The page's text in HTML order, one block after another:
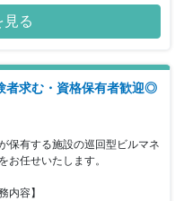
は1～2件なので、一つひと
しっかり取れる環境です。
には既存物件の収益性を高
せた活用方法を考えて実行
ープの強みを活かしながら、
地域振興にも貢献できるな
でご活躍いただける方を歓
見る
者求む・資格保有者歓迎◎
保有する施設の巡回型ビルマネ
お任せいたします。
内容】